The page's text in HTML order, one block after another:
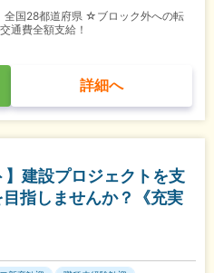
全国28都道府県 ☆ブロック外への転
通費全額支給！
詳細へ
】建設プロジェクトを支
指しませんか？《充実